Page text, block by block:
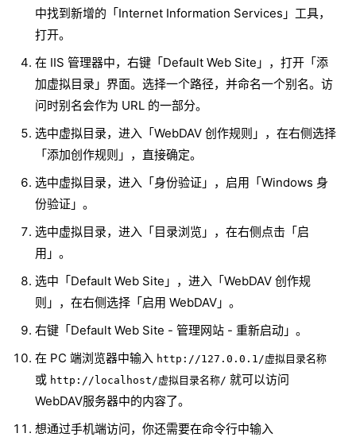
中找到新增的「Internet Information Services」工具，
打开。
在 IIS 管理器中，右键「Default Web Site」，打开「添
加虚拟目录」界面。选择一个路径，并命名一个别名。访
问时别名会作为 URL 的一部分。
选中虚拟目录，进入「WebDAV 创作规则」，在右侧选择
「添加创作规则」，直接确定。
选中虚拟目录，进入「身份验证」，启用「Windows 身
份验证」。
选中虚拟目录，进入「目录浏览」，在右侧点击「启
用」。
选中「Default Web Site」，进入「WebDAV 创作规
则」，在右侧选择「启用 WebDAV」。
右键「Default Web Site - 管理网站 - 重新启动」。
在 PC 端浏览器中输入 http://127.0.0.1/虚拟目录名称
或 http://localhost/虚拟目录名称/ 就可以访问
WebDAV服务器中的内容了。
想通过手机端访问，你还需要在命令行中输入